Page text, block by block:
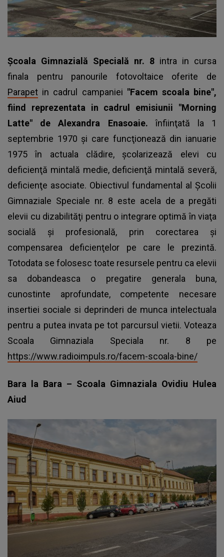
Şcoala Gimnazială Specială nr. 8 intra in cursa
finala pentru panourile fotovoltaice oferite de
Parapet in cadrul campaniei "Facem scoala bine",
fiind reprezentata in cadrul emisiunii "Morning
Latte" de Alexandra Enasoaie.înfiinţată la 1
septembrie 1970 şi care funcţionează din ianuarie
1975 în actuala clădire, şcolarizează elevi cu
deficienţă mintală medie, deficienţă mintală severă,
deficienţe asociate. Obiectivul fundamental al Şcolii
Gimnaziale Speciale nr. 8 este acela de a pregăti
elevii cu dizabilităţi pentru o integrare optimă în viaţa
socială şi profesională, prin corectarea şi
compensarea deficienţelor pe care le prezintă.
Totodata se folosesc toate resursele pentru ca elevii
sa dobandeasca o pregatire generala buna,
cunostinte aprofundate, competente necesare
insertiei sociale si deprinderi de munca intelectuala
pentru a putea invata pe tot parcursul vietii. Voteaza
Scoala Gimnaziala Speciala nr. 8 pe
https://www.radioimpuls.ro/facem-scoala-bine/
Bara la Bara – Scoala Gimnaziala Ovidiu Hulea
Aiud